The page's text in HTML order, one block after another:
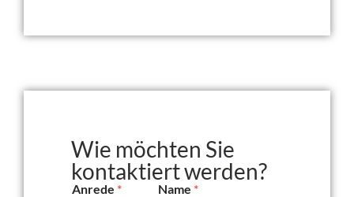
Wie möchten Sie
kontaktiert werden?
Anrede * Name *